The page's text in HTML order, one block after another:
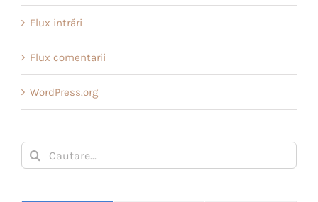
Flux intrări
Flux comentarii
WordPress.org
Cautare...